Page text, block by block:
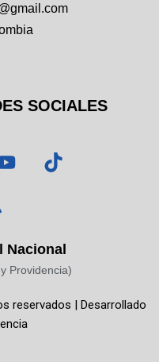
SOCIALES
Y
o
b
e
T
i
k
Nacional
Providencia)
reservados | Desarrollado